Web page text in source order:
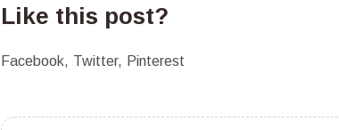
Like this post?
Facebook Twitter Pinterest